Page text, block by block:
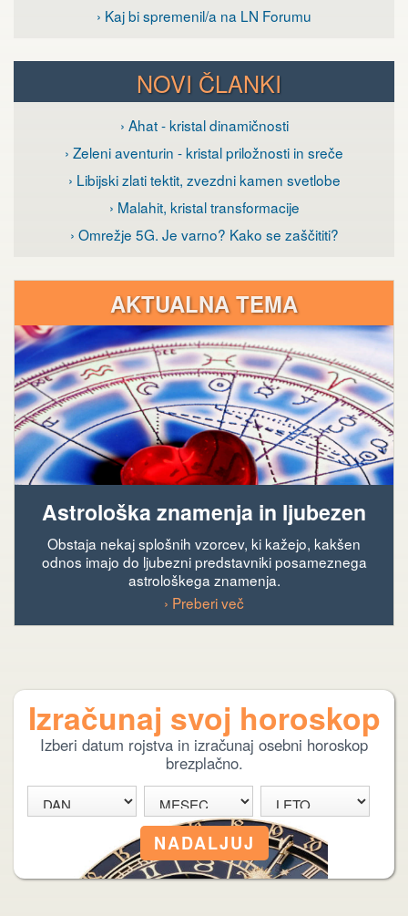
› Kaj bi spremenil/a na LN Forumu
NOVI ČLANKI
› Ahat - kristal dinamičnosti
› Zeleni aventurin - kristal priložnosti in sreče
› Libijski zlati tektit, zvezdni kamen svetlobe
› Malahit, kristal transformacije
› Omrežje 5G. Je varno? Kako se zaščititi?
AKTUALNA TEMA
Astrološka znamenja in ljubezen
Obstaja nekaj splošnih vzorcev, ki kažejo, kakšen
odnos imajo do ljubezni predstavniki posameznega
astrološkega znamenja.
› Preberi več
Izračunaj svoj horoskop
Izberi datum rojstva in izračunaj osebni horoskop
brezplačno.